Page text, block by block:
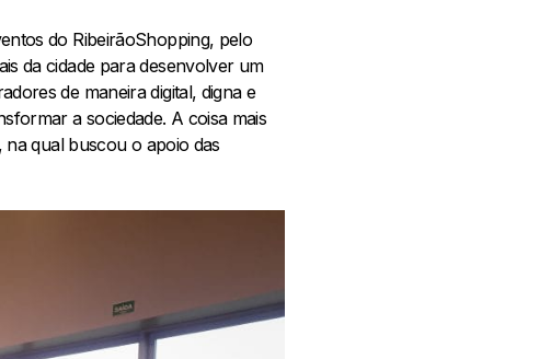
do RibeirãoShopping, pelo
da cidade para desenvolver um
de maneira digital, digna e
a sociedade. A coisa mais
na qual buscou o apoio das